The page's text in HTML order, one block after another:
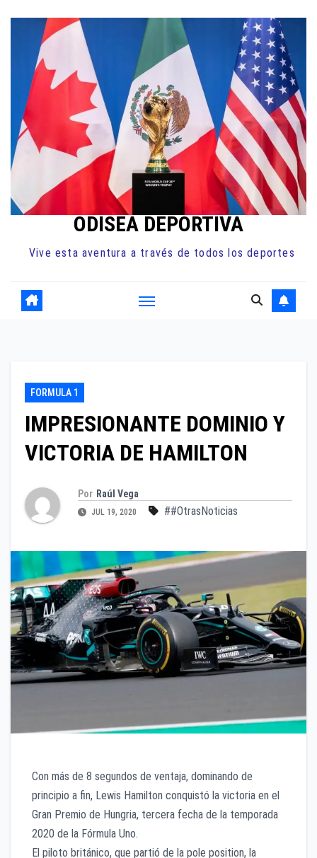
contenido
ODISEA DEPORTIVA
Vive esta aventura a través de todos los deportes
FORMULA 1
IMPRESIONANTE DOMINIO Y
VICTORIA DE HAMILTON
Por Raúl Vega
JUL 19, 2020 ##OtrasNoticias
Con más de 8 segundos de ventaja, dominando de
principio a fin, Lewis Hamilton conquistó la victoria en el
Gran Premio de Hungria, tercera fecha de la temporada
2020 de la Fórmula Uno.
El piloto británico, que partió de la pole position, la